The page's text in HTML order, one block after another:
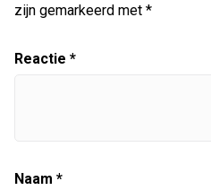
zijn gemarkeerd met *
Reactie *
Naam *